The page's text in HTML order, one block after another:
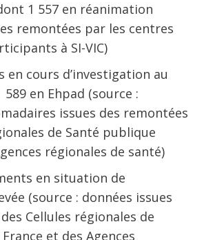
1 557 en réanimation
remontées par les centres
à SI-VIC)
en cours d’investigation au
en Ehpad (source :
issues des remontées
de Santé publique
régionales de santé)
en situation de
(source : données issues
Cellules régionales de
et des Agences